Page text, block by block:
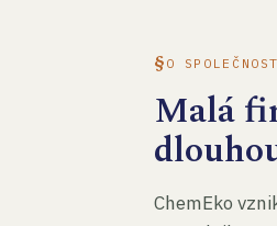
O
Malá
ChemEko